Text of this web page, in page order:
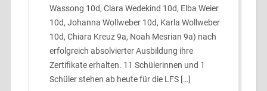
Wassong 10d, Clara Wedekind 10d, Elba Weier
10d, Johanna Wollweber 10d, Karla Wollweber
10d, Chiara Kreuz 9a, Noah Mesrian 9a) nach
erfolgreich absolvierter Ausbildung ihre
Zertifikate erhalten. 11 Schülerinnen und 1
Schüler stehen ab heute für die LFS […]